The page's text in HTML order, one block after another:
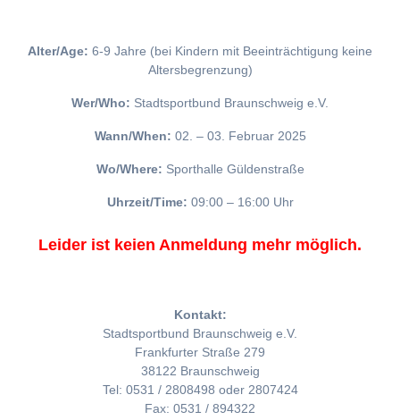
Alter/Age: 6-9 Jahre (bei Kindern mit Beeinträchtigung keine
Altersbegrenzung)
Wer/Who: Stadtsportbund Braunschweig e.V.
Wann/When: 02. – 03. Februar 2025
Wo/Where: Sporthalle Güldenstraße
Uhrzeit/Time: 09:00 – 16:00 Uhr
Leider ist keien Anmeldung mehr möglich.
Kontakt:
Stadtsportbund Braunschweig e.V.
Frankfurter Straße 279
38122 Braunschweig
Tel: 0531 / 2808498 oder 2807424
Fax: 0531 / 894322